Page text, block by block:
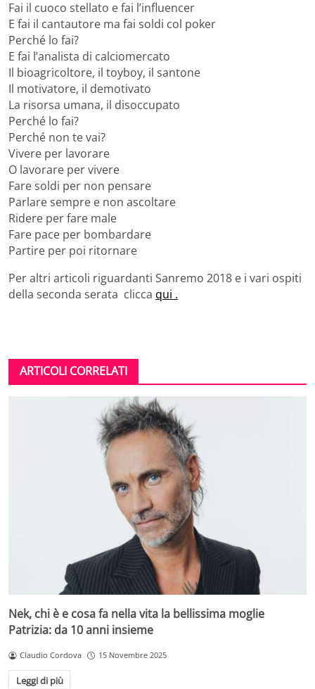
Fai il cuoco stellato e fai l’influencer
E fai il cantautore ma fai soldi col poker
Perché lo fai?
E fai l’analista di calciomercato
Il bioagricoltore, il toyboy, il santone
Il motivatore, il demotivato
La risorsa umana, il disoccupato
Perché lo fai?
Perché non te vai?
Vivere per lavorare
O lavorare per vivere
Fare soldi per non pensare
Parlare sempre e non ascoltare
Ridere per fare male
Fare pace per bombardare
Partire per poi ritornare
Per altri articoli riguardanti Sanremo 2018 e i vari ospiti
della seconda serata clicca qui .
ARTICOLI CORRELATI
Nek, chi è e cosa fa nella vita la bellissima moglie
Patrizia: da 10 anni insieme
Claudio Cordova 15 Novembre 2025
Leggi di più